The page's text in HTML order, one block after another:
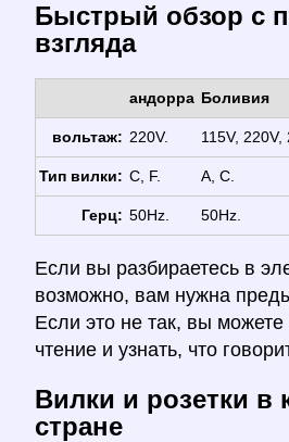
Быстрый обзор с
взгляда
андорра Боливия
вольтаж: 220V. 115V, 220V,
Тип вилки: C, F. A, C.
Герц: 50Hz. 50Hz.
Если вы разбираетесь в
возможно, вам нужна
Если это не так, вы
чтение и узнать, что
Вилки и розетки в
стране